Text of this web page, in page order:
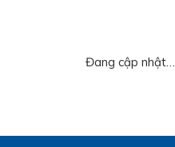
Đang cập nhật…